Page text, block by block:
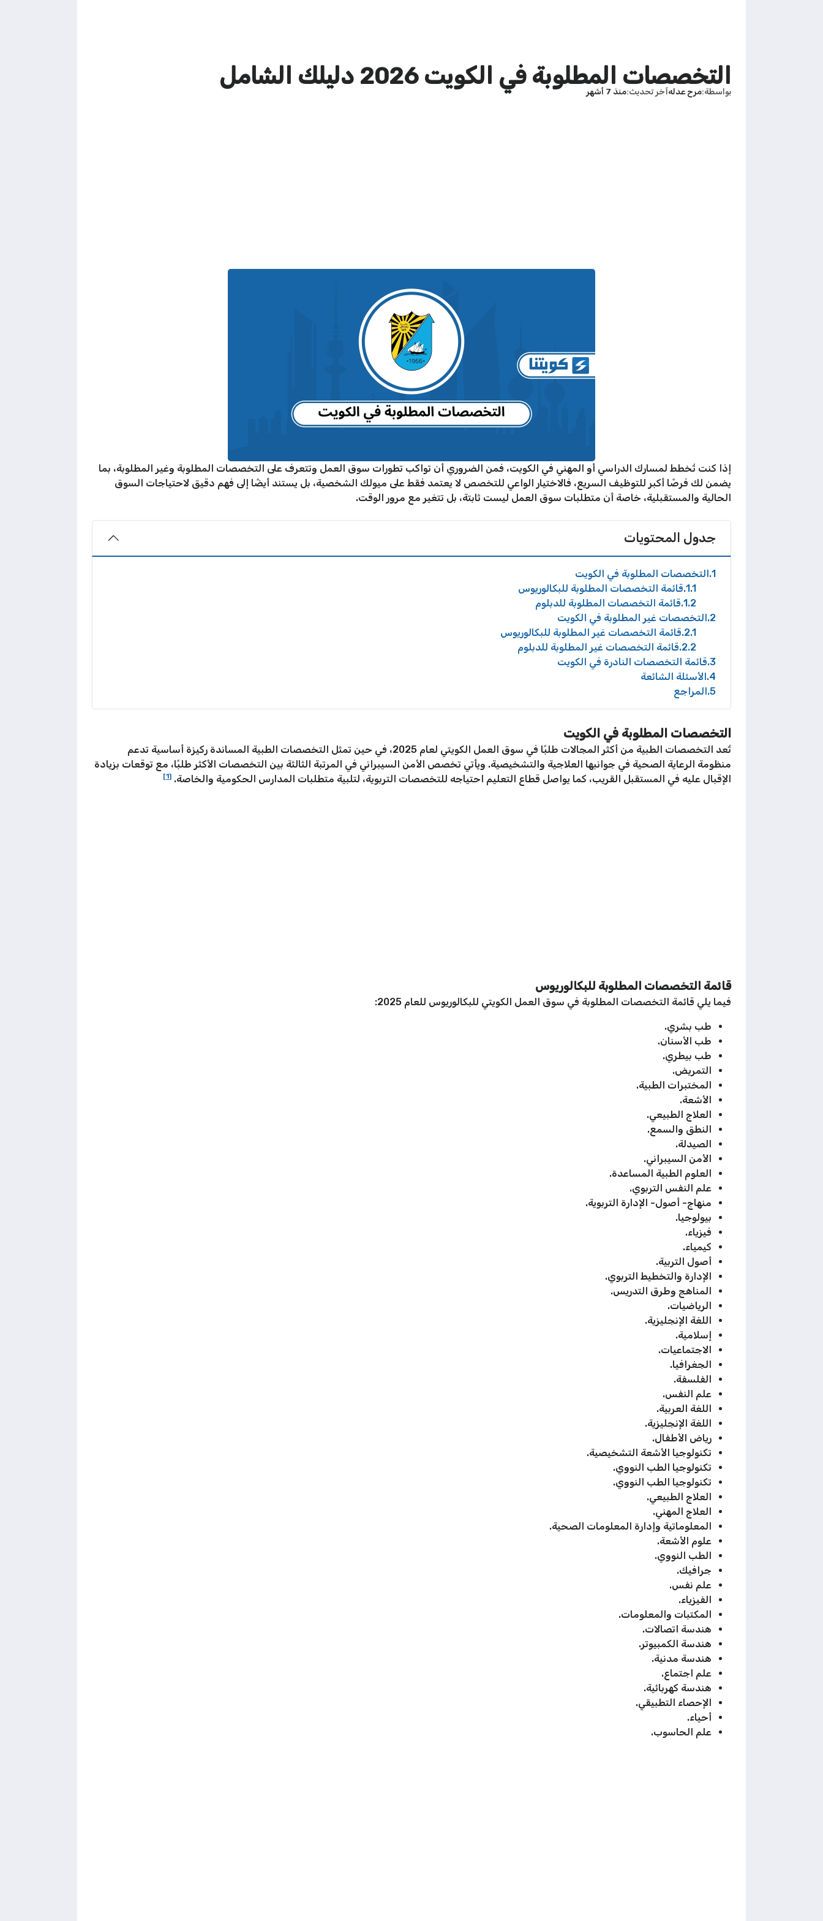
التخصصات المطلوبة في الكويت 2026 دليلك الشامل
بواسطة مرح عدلهآخر تحديث منذ 7 أشهر
إذا كنت تُخطط لمسارك الدراسي أو المهني في الكويت، فمن الضروري أن تواكب تطورات سوق العمل وتتعرف على التخصصات المطلوبة وغير المطلوبة، بما
يضمن لك فرصًا أكبر للتوظيف السريع، فالاختيار الواعي للتخصص لا يعتمد فقط على ميولك الشخصية، بل يستند أيضًا إلى فهم دقيق لاحتياجات السوق
الحالية والمستقبلية، خاصة أن متطلبات سوق العمل ليست ثابتة، بل تتغير مع مرور الوقت.
جدول المحتويات
1 التخصصات المطلوبة في الكويت
1.1 قائمة التخصصات المطلوبة للبكالوريوس
1.2 قائمة التخصصات المطلوبة للدبلوم
2 التخصصات غير المطلوبة في الكويت
2.1 قائمة التخصصات غير المطلوبة للبكالوريوس
2.2 قائمة التخصصات غير المطلوبة للدبلوم
3 قائمة التخصصات النادرة في الكويت
4 الأسئلة الشائعة
5 المراجع
التخصصات المطلوبة في الكويت
تُعد التخصصات الطبية من أكثر المجالات طلبًا في سوق العمل الكويتي لعام 2025، في حين تمثل التخصصات الطبية المساندة ركيزة أساسية تدعم
منظومة الرعاية الصحية في جوانبها العلاجية والتشخيصية. ويأتي تخصص الأمن السيبراني في المرتبة الثالثة بين التخصصات الأكثر طلبًا، مع توقعات بزيادة
الإقبال عليه في المستقبل القريب، كما يواصل قطاع التعليم احتياجه للتخصصات التربوية، لتلبية متطلبات المدارس الحكومية والخاصة. [1]
قائمة التخصصات المطلوبة للبكالوريوس
فيما يلي قائمة التخصصات المطلوبة في سوق العمل الكويتي للبكالوريوس للعام 2025:
طب بشري.
طب الأسنان.
طب بيطري.
التمريض.
المختبرات الطبية.
الأشعة.
العلاج الطبيعي.
النطق والسمع.
الصيدلة.
الأمن السيبراني.
العلوم الطبية المساعدة.
علم النفس التربوي.
منهاج- أصول- الإدارة التربوية.
بيولوجيا.
فيزياء.
كيمياء.
أصول التربية.
الإدارة والتخطيط التربوي.
المناهج وطرق التدريس.
الرياضيات.
اللغة الإنجليزية.
إسلامية.
الاجتماعيات.
الجغرافيا.
الفلسفة.
علم النفس.
اللغة العربية.
اللغة الإنجليزية.
رياض الأطفال.
تكنولوجيا الأشعة التشخيصية.
تكنولوجيا الطب النووي.
تكنولوجيا الطب النووي.
العلاج الطبيعي.
العلاج المهني.
المعلوماتية وإدارة المعلومات الصحية.
علوم الأشعة.
الطب النووي.
جرافيك.
علم نفس.
الفيزياء.
المكتبات والمعلومات.
هندسة اتصالات.
هندسة الكمبيوتر.
هندسة مدنية.
علم اجتماع.
هندسة كهربائية.
الإحصاء التطبيقي.
أحياء.
علم الحاسوب.